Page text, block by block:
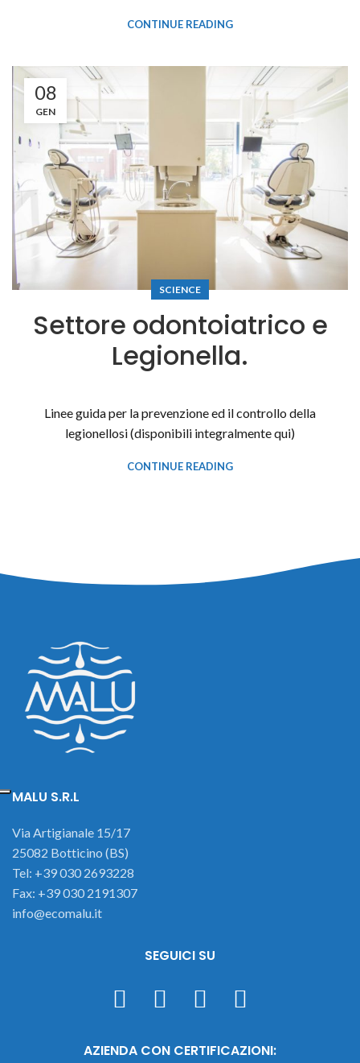
CONTINUE READING
08
GEN
SCIENCE
Settore odontoiatrico e
Legionella.
Linee guida per la prevenzione ed il controllo della
legionellosi (disponibili integralmente qui)
CONTINUE READING
MALU S.R.L
Via Artigianale 15/17
25082 Botticino (BS)
Tel: +39 030 2693228
Fax: +39 030 2191307
info@ecomalu.it
SEGUICI SU
AZIENDA CON CERTIFICAZIONI: